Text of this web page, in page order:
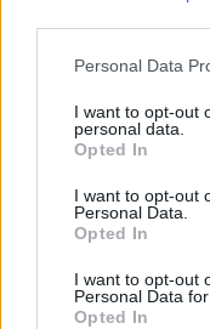
Personal Data
I want to opt-out
personal data.
Opted In
I want to opt-out
Personal Data.
Opted In
I want to opt-out
Personal Data
Opted In
rezultat të ngushtë
Prokuror të
të SHBA-së
Ukraina arrin
me SHBA-në për